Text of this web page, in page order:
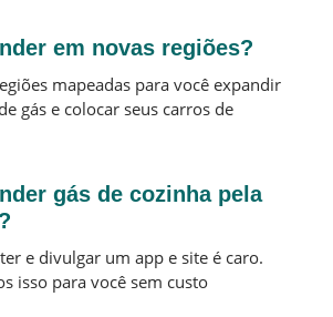
em novas regiões?
mapeadas para você expandir
gás e colocar seus carros de
gás de cozinha pela
e divulgar um app e site é caro.
isso para você sem custo